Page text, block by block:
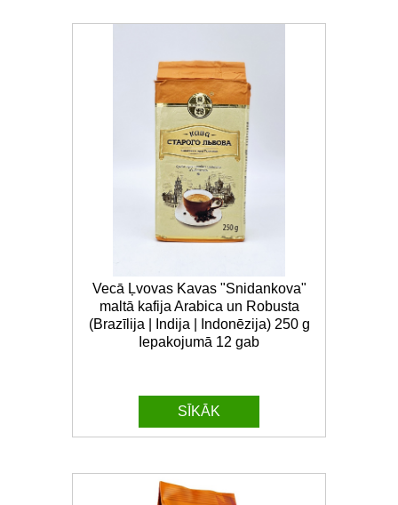
Vecā Ļvovas Kavas "Snidankova"
maltā kafija Arabica un Robusta
(Brazīlija | Indija | Indonēzija) 250 g
Iepakojumā 12 gab
SĪKĀK